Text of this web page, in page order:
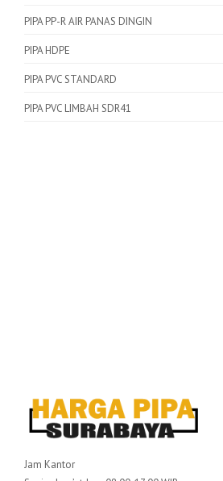
PIPA PP-R AIR PANAS DINGIN
PIPA HDPE
PIPA PVC STANDARD
PIPA PVC LIMBAH SDR41
Jam Kantor